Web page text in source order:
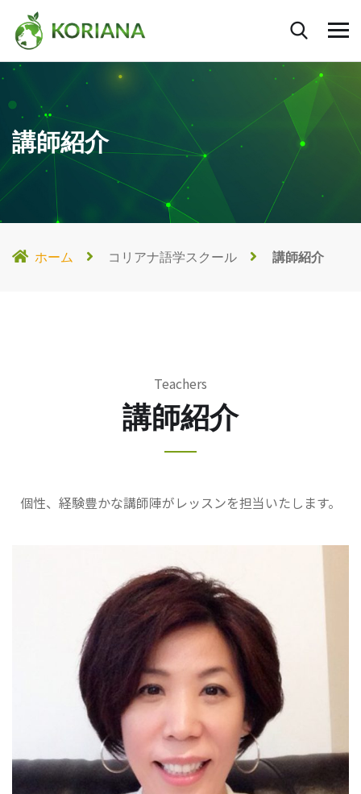
講師紹介
ホーム コリアナ語学スクール 講師紹介
Teachers
講師紹介
個性、経験豊かな講師陣がレッスンを担当いたします。